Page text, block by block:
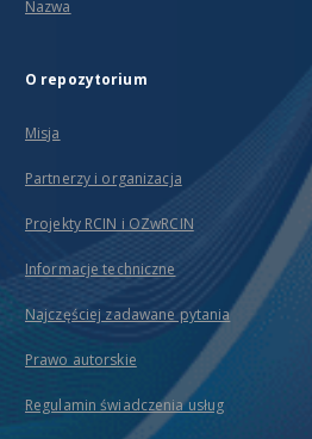
Nazwa
O repozytorium
Misja
Partnerzy i organizacja
Projekty RCIN i OZwRCIN
Informacje techniczne
Najczęściej zadawane pytania
Prawo autorskie
Regulamin świadczenia usług